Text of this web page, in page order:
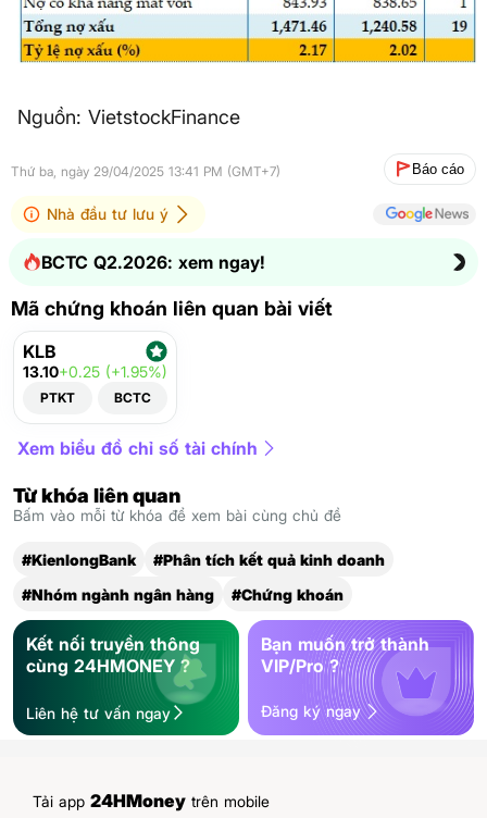
Nguồn: VietstockFinance
Thứ ba, ngày 29/04/2025 13:41 PM (GMT+7) Báo cáo
Nhà đầu tư lưu ý
BCTC Q2.2026: xem ngay!
Mã chứng khoán liên quan bài viết
KLB
13.10+0.25 (+1.95%)
PTKT BCTC
Xem biểu đồ chỉ số tài chính
Từ khóa liên quan
Bấm vào mỗi từ khóa để xem bài cùng chủ đề
#KienlongBank
#Phân tích kết quả kinh doanh
#Nhóm ngành ngân hàng
#Chứng khoán
Kết nối truyền thông
cùng 24HMONEY ?
Liên hệ tư vấn ngay
Bạn muốn trở thành
VIP/Pro ?
Đăng ký ngay
Tải app 24HMoney trên mobile